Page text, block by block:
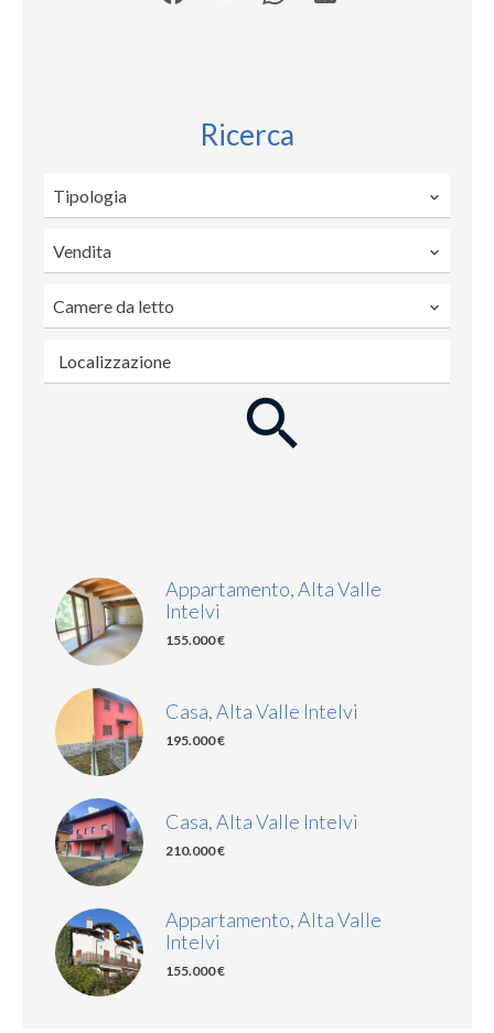
Ricerca
Tipologia
Vendita
Camere da letto
Localizzazione
Appartamento, Alta Valle
Intelvi
155.000 €
Casa, Alta Valle Intelvi
195.000 €
Casa, Alta Valle Intelvi
210.000 €
Appartamento, Alta Valle
Intelvi
155.000 €